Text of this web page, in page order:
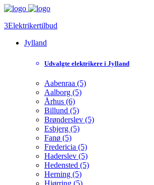
3Elektrikertilbud
Jylland
Udvalgte elektrikere i Jylland
Aabenraa (5)
Aalborg (5)
Århus (6)
Billund (5)
Brønderslev (5)
Esbjerg (5)
Fanø (5)
Fredericia (5)
Haderslev (5)
Hedensted (5)
Herning (5)